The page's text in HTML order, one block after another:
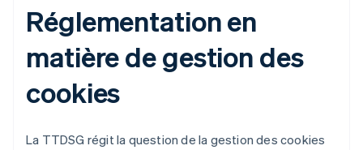
Réglementation en
matière de gestion des
cookies
La TTDSG régit la question de la gestion des cookies